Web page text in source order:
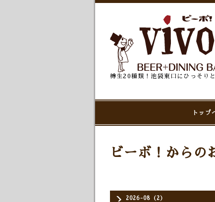
樽生20種類！池袋東口にひっそり
トップ
2026-08（2）
ビーボ！からの